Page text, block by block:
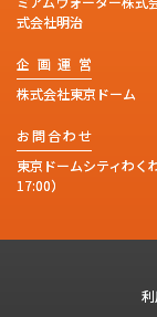
式会社明治
企 画 運 営
株式会社東京ドーム
お問合わせ
東京ドームシティわく
17:00）